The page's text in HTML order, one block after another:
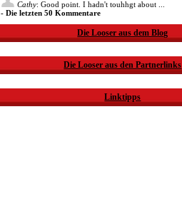
Cathy: Good point. I hadn't touhhgt about ...
- Die letzten 50 Kommentare
Die Looser aus dem Blog
Die Looser aus den Partnerlinks
Linktipps